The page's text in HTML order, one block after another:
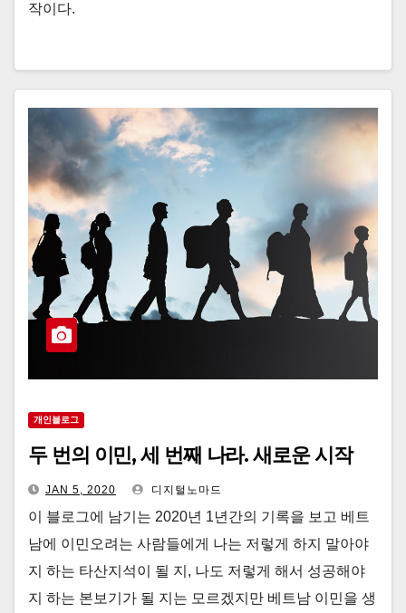
작이다.
개인블로그
두 번의 이민, 세 번째 나라. 새로운 시작
JAN 5, 2020 디지털노마드
이 블로그에 남기는 2020년 1년간의 기록을 보고 베트
남에 이민오려는 사람들에게 나는 저렇게 하지 말아야
지 하는 타산지석이 될 지, 나도 저렇게 해서 성공해야
지 하는 본보기가 될 지는 모르겠지만 베트남 이민을 생